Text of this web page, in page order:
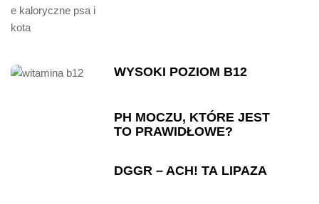
WYSOKI POZIOM B12
PH MOCZU, KTÓRE JEST
TO PRAWIDŁOWE?
DGGR – ACH! TA LIPAZA